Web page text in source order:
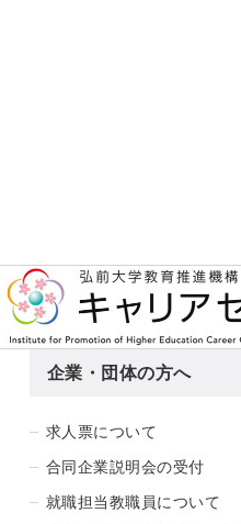
企業・団体の方へ
求人票について
合同企業説明会の受付
就職担当教職員について